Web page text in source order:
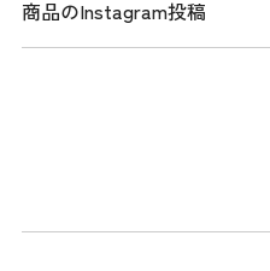
商品説明
タブ付きのフラップポケット
商品のInstagram投稿